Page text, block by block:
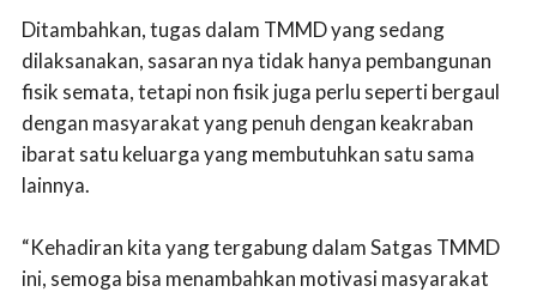
Ditambahkan, tugas dalam TMMD yang sedang
dilaksanakan, sasaran nya tidak hanya pembangunan
fisik semata, tetapi non fisik juga perlu seperti bergaul
dengan masyarakat yang penuh dengan keakraban
ibarat satu keluarga yang membutuhkan satu sama
lainnya.
“Kehadiran kita yang tergabung dalam Satgas TMMD
ini, semoga bisa menambahkan motivasi masyarakat